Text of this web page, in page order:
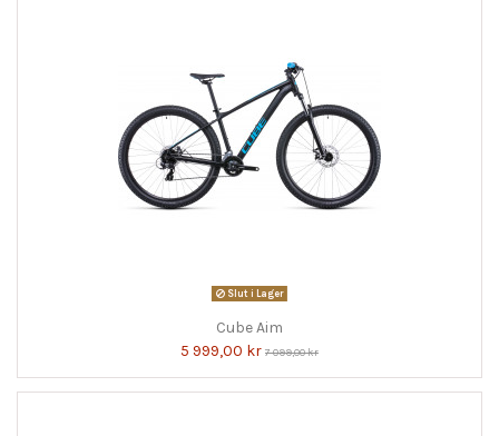
Slut i Lager
Cube Aim
5 999,00 kr 7 099,00 kr